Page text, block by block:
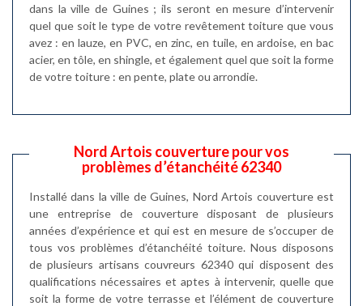
dans la ville de Guines ; ils seront en mesure d’intervenir
quel que soit le type de votre revêtement toiture que vous
avez : en lauze, en PVC, en zinc, en tuile, en ardoise, en bac
acier, en tôle, en shingle, et également quel que soit la forme
de votre toiture : en pente, plate ou arrondie.
Nord Artois couverture pour vos
problèmes d’étanchéité 62340
Installé dans la ville de Guines, Nord Artois couverture est
une entreprise de couverture disposant de plusieurs
années d’expérience et qui est en mesure de s’occuper de
tous vos problèmes d’étanchéité toiture. Nous disposons
de plusieurs artisans couvreurs 62340 qui disposent des
qualifications nécessaires et aptes à intervenir, quelle que
soit la forme de votre terrasse et l’élément de couverture